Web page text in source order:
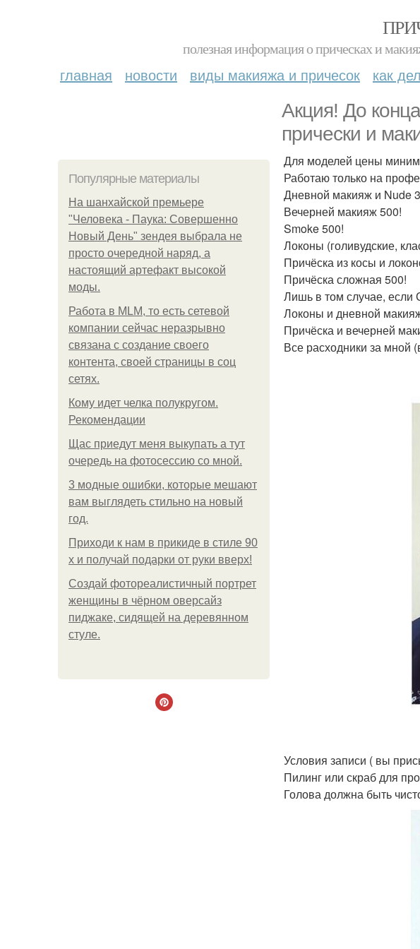
полезная информация о прическах и
главная новости виды макияжа и причесок как
Акция! До
прически и
Популярные материалы
На шанхайской премьере
"Человека - Паука: Совершенно
Новый День" зендея выбрала не
просто очередной наряд, а
настоящий артефакт высокой
моды.
Работа в MLM, то есть сетевой
компании сейчас неразрывно
связана с создание своего
контента, своей страницы в соц
сетях.
Кому идет челка полукругом.
Рекомендации
Щас приедут меня выкупать а тут
очередь на фотосессию со мной.
3 модные ошибки, которые мешают
вам выглядеть стильно на новый
год.
Приходи к нам в прикиде в стиле 90
х и получай подарки от руки вверх!
Создай фотореалистичный портрет
женщины в чёрном оверсайз
пиджаке, сидящей на деревянном
стуле.
Для моделей цены
Работаю только на
Дневной макияж и Nude
Вечерней макияж 500!
Smoke 500!
Локоны (голивудские,
Причёска из косы и
Причёска сложная 500!
Лишь в том случае, если
Локоны и дневной
Причёска и вечерней
Все расходники за мной
Условия записи ( вы
Пилинг или скраб для
Голова должна быть